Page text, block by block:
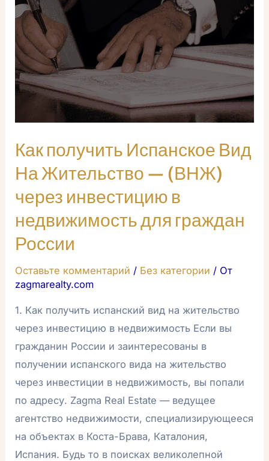
Как получить Испанское Вид
На Жительство — (ВНЖ)
через инвестицию в
недвижимость для граждан
России
Оставьте комментарий / Без категории / От
zagmarealty.com
1. Как получить испанский вид на жительство
через инвестицию в недвижимость Если вы
гражданин России и заинтересованы в
получении испанского вида на жительство
через инвестиции в недвижимость, вы попали
по адресу. Zagma Real Estate — ведущее
агентство недвижимости, специализирующееся
на объектах в Коста-Брава, Каталония,
Испания. Будь то в поисках великолепной